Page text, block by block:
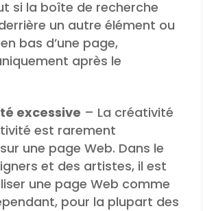
si la boîte de recherche
un autre élément ou
bas d’une page,
après le
excessive – La créativité
est rarement
une page Web. Dans le
et des artistes, il est
une page Web comme
pour la plupart des